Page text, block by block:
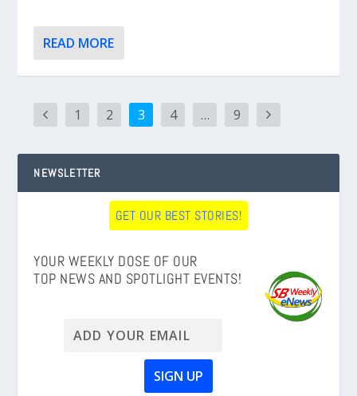
READ MORE
1 2 3 4 … 9
NEWSLETTER
GET OUR BEST STORIES!
YOUR WEEKLY DOSE OF OUR
TOP NEWS AND SPOTLIGHT EVENTS!